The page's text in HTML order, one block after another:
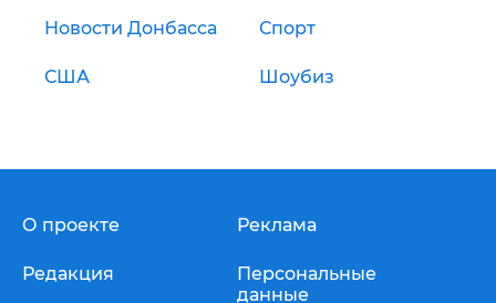
Новости Донбасса Спорт
США Шоубиз
О проекте
Редакция
Реклама
Персональные
данные